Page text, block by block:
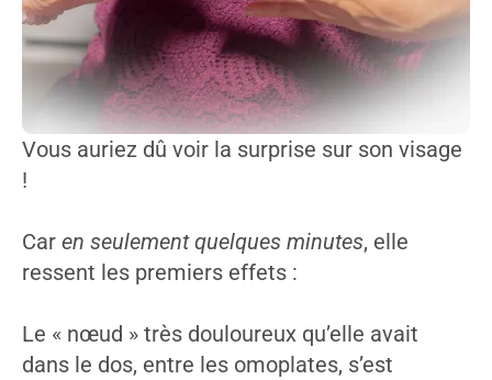
Vous auriez dû voir la surprise sur son visage
!
Car en seulement quelques minutes, elle
ressent les premiers effets :
Le « nœud » très douloureux qu’elle avait
dans le dos, entre les omoplates, s’est